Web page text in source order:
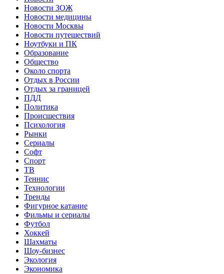
Новости ЗОЖ
Новости медицины
Новости Москвы
Новости путешествий
Ноутбуки и ПК
Образование
Общество
Около спорта
Отдых в России
Отдых за границей
ПДД
Политика
Происшествия
Психология
Рынки
Сериалы
Софт
Спорт
ТВ
Теннис
Технологии
Тренды
Фигурное катание
Фильмы и сериалы
Футбол
Хоккей
Шахматы
Шоу-бизнес
Экология
Экономика